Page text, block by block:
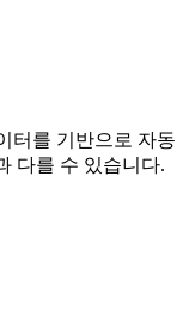
터를 기반으로 자동
다를 수 있습니다.